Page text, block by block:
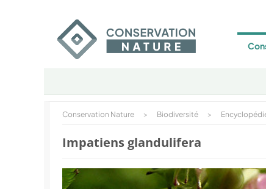
Conservation Nature > Biodiversité >
Impatiens glandulifera